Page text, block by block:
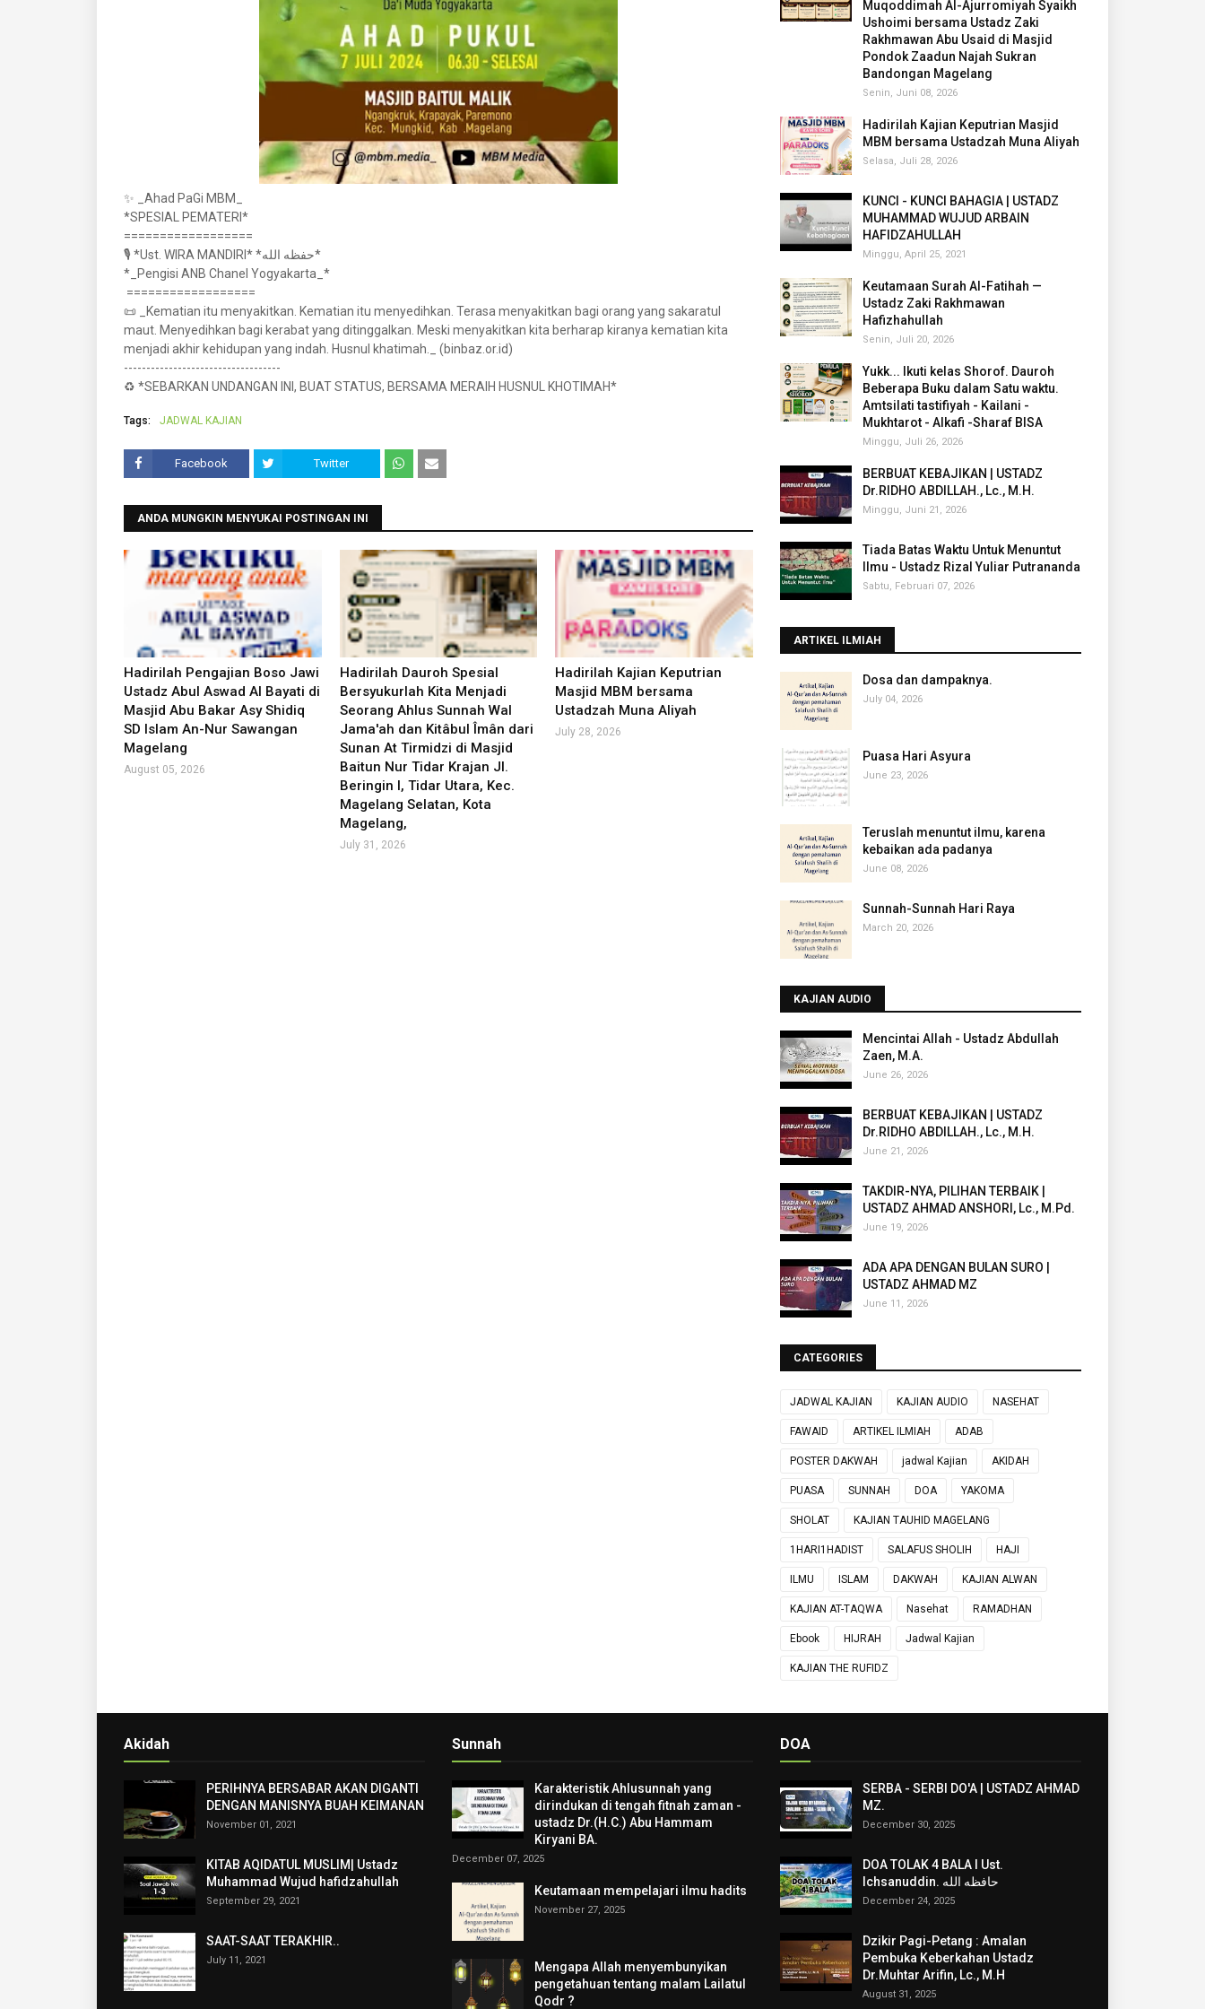
✨ _Ahad PaGi MBM_
*SPESIAL PEMATERI*
==================
🎙️ *Ust. WIRA MANDIRI* *حفظه الله*
*_Pengisi ANB Chanel Yogyakarta_*
==================
📜 _Kematian itu menyakitkan. Kematian itu menyedihkan. Terasa menyakitkan bagi orang yang sakaratul
maut. Menyedihkan bagi kerabat yang ditinggalkan. Meski menyakitkan kita berharap kiranya kematian kita
menjadi akhir kehidupan yang indah. Husnul khatimah._ (binbaz.or.id)
-----------------------------------
♻️ *SEBARKAN UNDANGAN INI, BUAT STATUS, BERSAMA MERAIH HUSNUL KHOTIMAH*
Tags: JADWAL KAJIAN
Facebook Twitter
ANDA MUNGKIN MENYUKAI POSTINGAN INI
Hadirilah Pengajian Boso Jawi
Ustadz Abul Aswad Al Bayati di
Masjid Abu Bakar Asy Shidiq
SD Islam An-Nur Sawangan
Magelang
August 05, 2026
Hadirilah Dauroh Spesial
Bersyukurlah Kita Menjadi
Seorang Ahlus Sunnah Wal
Jama'ah dan Kitâbul Îmân dari
Sunan At Tirmidzi di Masjid
Baitun Nur Tidar Krajan Jl.
Beringin I, Tidar Utara, Kec.
Magelang Selatan, Kota
Magelang,
July 31, 2026
Hadirilah Kajian Keputrian
Masjid MBM bersama
Ustadzah Muna Aliyah
July 28, 2026
Muqoddimah Al-Ajurromiyah Syaikh
Ushoimi bersama Ustadz Zaki
Rakhmawan Abu Usaid di Masjid
Pondok Zaadun Najah Sukran
Bandongan Magelang
Senin, Juni 08, 2026
Hadirilah Kajian Keputrian Masjid
MBM bersama Ustadzah Muna Aliyah
Selasa, Juli 28, 2026
KUNCI - KUNCI BAHAGIA | USTADZ
MUHAMMAD WUJUD ARBAIN
HAFIDZAHULLAH
Minggu, April 25, 2021
Keutamaan Surah Al-Fatihah —
Ustadz Zaki Rakhmawan
Hafizhahullah
Senin, Juli 20, 2026
Yukk... Ikuti kelas Shorof. Dauroh
Beberapa Buku dalam Satu waktu.
Amtsilati tastifiyah - Kailani -
Mukhtarot - Alkafi -Sharaf BISA
Minggu, Juli 26, 2026
BERBUAT KEBAJIKAN | USTADZ
Dr.RIDHO ABDILLAH., Lc., M.H.
Minggu, Juni 21, 2026
Tiada Batas Waktu Untuk Menuntut
Ilmu - Ustadz Rizal Yuliar Putrananda
Sabtu, Februari 07, 2026
ARTIKEL ILMIAH
‎Dosa dan dampaknya.
July 04, 2026
Puasa Hari Asyura
June 23, 2026
Teruslah menuntut ilmu, karena
kebaikan ada padanya
June 08, 2026
Sunnah-Sunnah Hari Raya
March 20, 2026
KAJIAN AUDIO
Mencintai Allah - Ustadz Abdullah
Zaen, M.A.
June 26, 2026
BERBUAT KEBAJIKAN | USTADZ
Dr.RIDHO ABDILLAH., Lc., M.H.
June 21, 2026
TAKDIR-NYA, PILIHAN TERBAIK |
USTADZ AHMAD ANSHORI, Lc., M.Pd.
June 19, 2026
ADA APA DENGAN BULAN SURO |
USTADZ AHMAD MZ
June 11, 2026
CATEGORIES
JADWAL KAJIAN KAJIAN AUDIO NASEHAT
FAWAID ARTIKEL ILMIAH ADAB
POSTER DAKWAH jadwal Kajian AKIDAH
PUASA SUNNAH DOA YAKOMA
SHOLAT KAJIAN TAUHID MAGELANG
1HARI1HADIST SALAFUS SHOLIH HAJI
ILMU ISLAM DAKWAH KAJIAN ALWAN
KAJIAN AT-TAQWA Nasehat RAMADHAN
Ebook HIJRAH Jadwal Kajian
KAJIAN THE RUFIDZ
Akidah
PERIHNYA BERSABAR AKAN DIGANTI
DENGAN MANISNYA BUAH KEIMANAN
November 01, 2021
KITAB AQIDATUL MUSLIM| Ustadz
Muhammad Wujud hafidzahullah
September 29, 2021
SAAT-SAAT TERAKHIR..
July 11, 2021
Sunnah
Karakteristik Ahlusunnah yang
dirindukan di tengah fitnah zaman -
ustadz Dr.(H.C.) Abu Hammam
Kiryani BA.
December 07, 2025
Keutamaan mempelajari ilmu hadits
November 27, 2025
Mengapa Allah menyembunyikan
pengetahuan tentang malam Lailatul
Qodr ?
DOA
SERBA - SERBI DO'A | USTADZ AHMAD
MZ.
December 30, 2025
DOA TOLAK 4 BALA I Ust.
Ichsanuddin. حافظه الله
December 24, 2025
Dzikir Pagi-Petang : Amalan
Pembuka Keberkahan Ustadz
Dr.Muhtar Arifin, Lc., M.H
August 31, 2025